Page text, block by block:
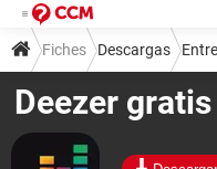
Deezer
Fiches Descargas